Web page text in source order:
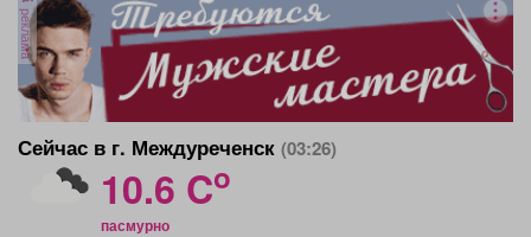
реклама
Сейчас в г. Междуреченск (03:26)
10.6 Co
пасмурно